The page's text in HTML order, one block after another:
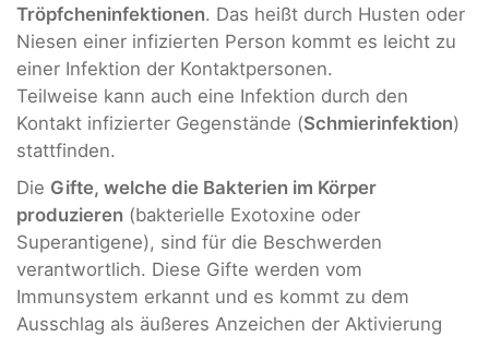
Tröpfcheninfektionen. Das heißt durch Husten oder
Niesen einer infizierten Person kommt es leicht zu
einer Infektion der Kontaktpersonen.
Teilweise kann auch eine Infektion durch den
Kontakt infizierter Gegenstände (Schmierinfektion)
stattfinden.
Die Gifte, welche die Bakterien im Körper
produzieren (bakterielle Exotoxine oder
Superantigene), sind für die Beschwerden
verantwortlich. Diese Gifte werden vom
Immunsystem erkannt und es kommt zu dem
Ausschlag als äußeres Anzeichen der Aktivierung